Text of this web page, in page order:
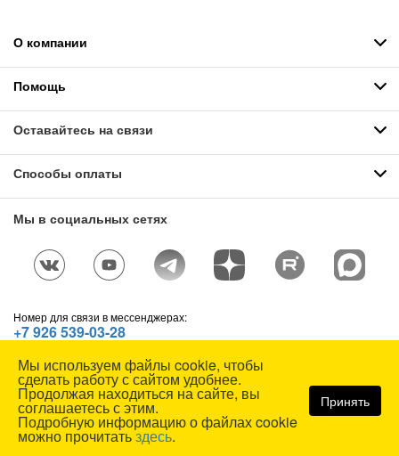
О компании
Помощь
Оставайтесь на связи
Способы оплаты
Мы в социальных сетях
Номер для связи в мессенджерах:
+7 926 539-03-28
© СОЮЗСПЕЦОДЕЖДА, 1991—2026. Все права защищены.
Использование материалов сайта без разрешения запрещено.
Карта сайта
Мы используем файлы cookie, чтобы
сделать работу с сайтом удобнее.
Продолжая находиться на сайте, вы
соглашаетесь с этим.
Подробную информацию о файлах cookie
можно прочитатьздесь.
Принять